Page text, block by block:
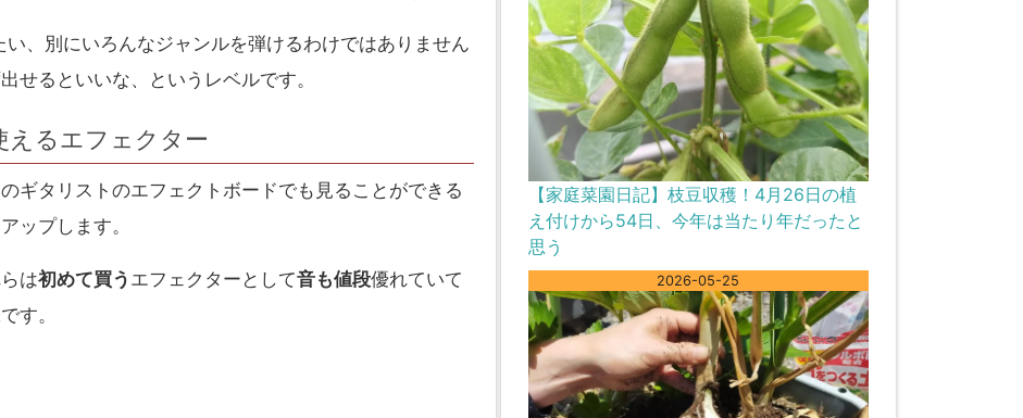
、別にいろんなジャンルを弾けるわけではありません
せるといいな、というレベルです。
えるエフェクター
ギタリストのエフェクトボードでも見ることができる
ップします。
は初めて買う エフェクターとして音も値段優れていて
す。
【家庭菜園日記】枝豆収穫！4月26日の植
え付けから54日、今年は当たり年だったと
思う
2026-05-25